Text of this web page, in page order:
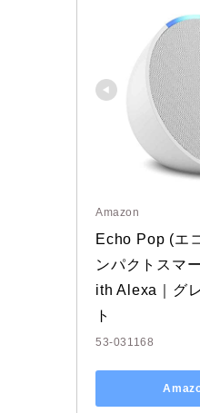
Amazon
Echo Pop (エ
ンパクトスマ
ith Alexa｜グ
ト
53-031168